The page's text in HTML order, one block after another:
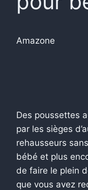
Amazone
Des poussettes
par les sièges
rehausseurs
bébé et plus
de faire le plein
que vous avez